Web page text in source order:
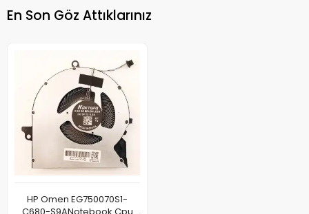
En Son Göz Attıklarınız
HP Omen EG750070S1-